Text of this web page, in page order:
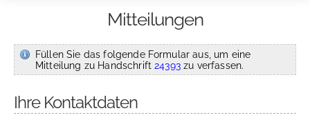
Mitteilungen
Füllen Sie das folgende Formular aus, um eine
Mitteilung zu Handschrift24393zu verfassen.
Ihre Kontaktdaten